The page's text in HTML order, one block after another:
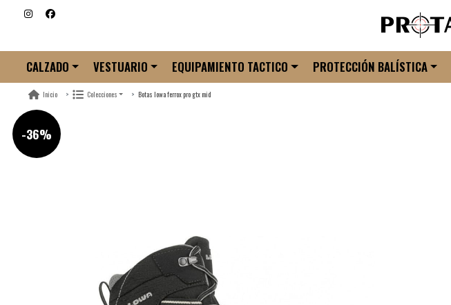
CALZADO VESTUARIO EQUIPAMIENTO TACTICO PROTECCIÓN BALÍSTICA
Inicio Colecciones Botas lowa ferrox pro gtx mid
-36%